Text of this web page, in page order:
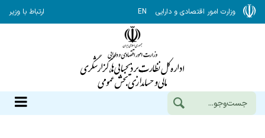
وزارت امور اقتصادی و دارایی EN ارتباط با وزیر